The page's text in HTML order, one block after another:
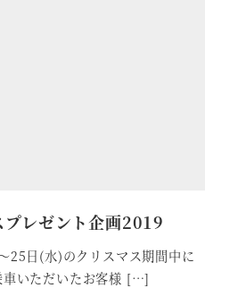
レゼント企画2019
25日(水)のクリスマス期間中に
車いただいたお客様 […]